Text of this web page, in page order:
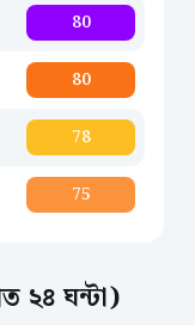
80
80
78
75
২৪ ঘন্টা)